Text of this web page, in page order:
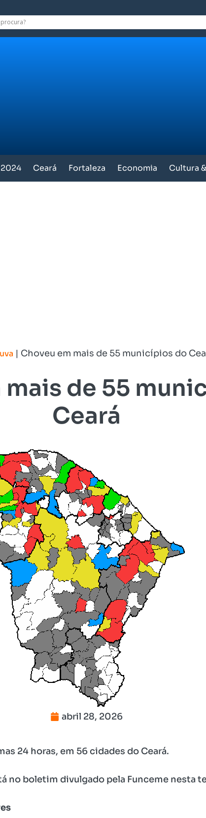
Ceará Fortaleza Economia Cultura
| Choveu em mais de 55 municípios do
mais de 55
Ceará
abril 28, 2026
24 horas, em 56 cidades do Ceará.
no boletim divulgado pela Funceme nesta